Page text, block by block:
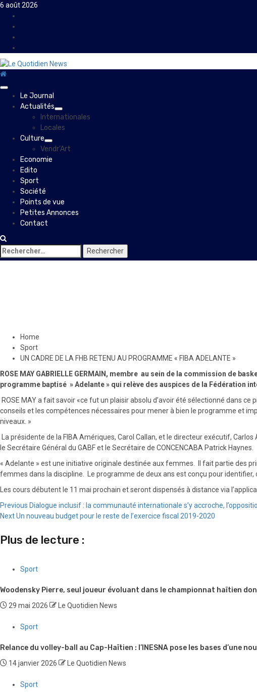
Skip
content
6 août 2026
PrimaryLe Journal
Actualités
Internationales
Locales
Culture
Vendr’Art
Economie
Edito
Sport
Société
Points de vue
Petites Annonces
Contact
Rechercher :
Home
Sport
UN CADRE DE LA FHB RETENU AU PROGRAMME « FIBA ADELANTE »
ROSE MAY GABRIELLE GERMAIN, membre au sein de la commission de
programme baptisé » Adelante » qui relève des auspices de la Fédération
ROSE MAY a fait savoir «ce fut un plaisir absolu d’avoir été sélectionné dans
conseils et les compétences nécessaires pour mener à bien le programme et
niveaux. »
La présidente de la FIBA ​​Amériques, Carol Callan, et le directeur exécutif,
le Secrétaire Général du GABF et le Secrétaire de CONCENCABA Patrick Haynes.
« Adelante » est une initiative originale destinée aux femmes. Il fait partie des
femmes dans la discipline. Le programme de deux ans est conçu pour
Les cours débutent le 11 mai prochain et seront dispensés à distance via
Continue
Reading
Previous Dialogue inclusif : la communauté internationale s’y accroche,
NextUn nouveau budget pour le reste de l’exercice fiscal 2019-2020
Plus de lecture :
Sport
Woodensky Pierre, seul joueur évoluant dans le championnat haïtien
29 mai 2026 Le Quotidien News
Sport
Relance du volley-ball au Cap-Haïtien : l’INESNA pose les bases d’une
14 janvier 2026 Le Quotidien News
Sport